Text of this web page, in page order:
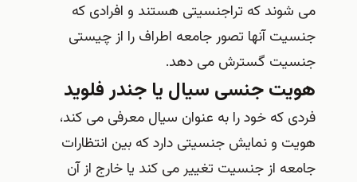
می شوند که تراجنسیتی هستند و افرادی که
جنسیت آنها تصور جامعه اطراف را از چیستی
جنسیت گسترش می دهد.
هویت جنسی سیال یا جندر فلوید
فردی که خود را به‌ عنوان سیال معرفی می‌ کند،
هویت و نمایش جنسیتی دارد که بین انتظارات
جامعه از جنسیت تغییر می‌ کند یا خارج از آن